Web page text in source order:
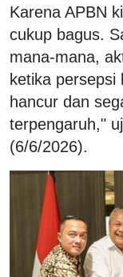
Karena APBN
cukup bagus.
mana-mana,
ketika persepsi
hancur dan
terpengaruh,"
(6/6/2026).